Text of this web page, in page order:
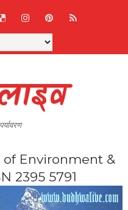
Environment &
2395 5791